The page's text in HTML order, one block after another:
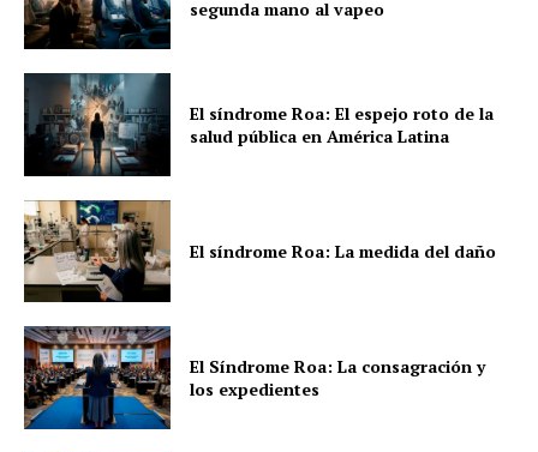
segunda mano al vapeo
El síndrome Roa: El espejo roto de la
salud pública en América Latina
El síndrome Roa: La medida del daño
El Síndrome Roa: La consagración y
los expedientes